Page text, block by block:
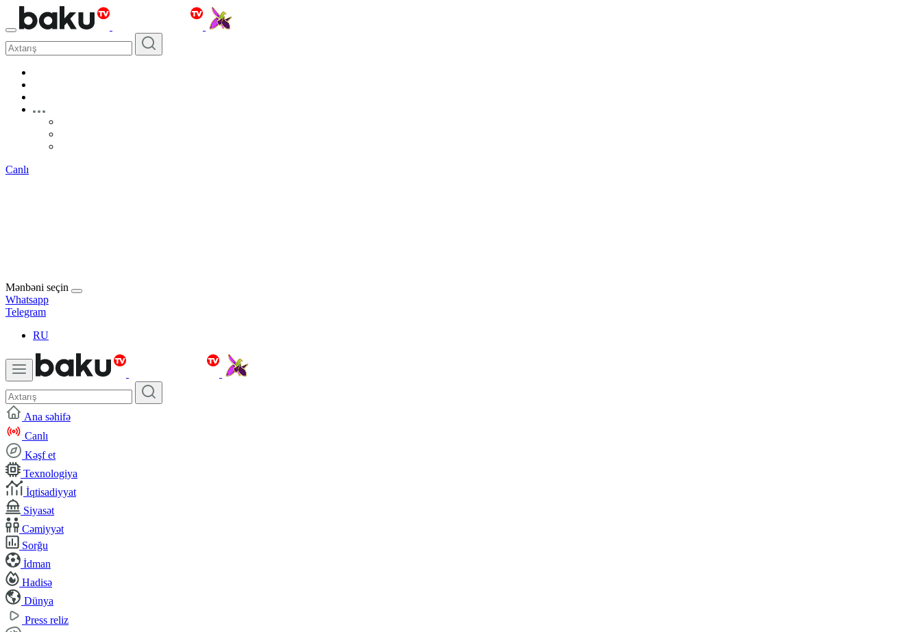
Canlı
Mənbəni seçin
Whatsapp
Telegram
RU
Ana səhifə
Canlı
Kəşf et
Texnologiya
İqtisadiyyat
Siyasət
Cəmiyyət
Sorğu
İdman
Hadisə
Dünya
Press reliz